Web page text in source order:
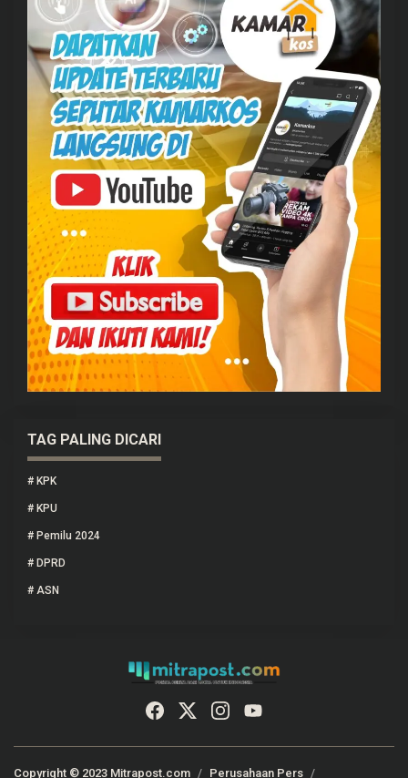
TAG PALING DICARI
# KPK
# KPU
# Pemilu 2024
# DPRD
# ASN
Copyright © 2023 Mitrapost.com Perusahaan Pers